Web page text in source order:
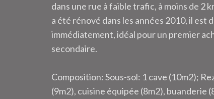
dans une rue à faible trafic, à moins de 2
a été rénové dans les années 2010, il
immédiatement, idéal pour un premier
secondaire.
Composition: Sous-sol: 1 cave (10m2);
(9m2), cuisine équipée (8m2), buanderie